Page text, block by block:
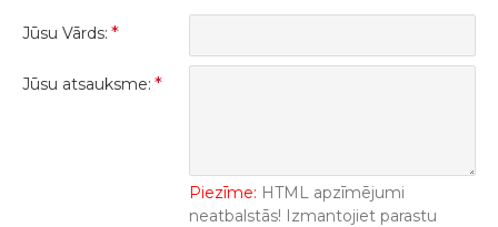
Jūsu Vārds:
Jūsu atsauksme:
Piezīme: HTML apzīmējumi
neatbalstās! Izmantojiet parastu